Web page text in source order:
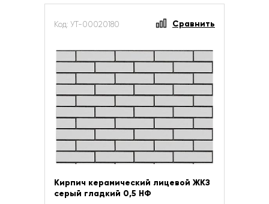
Код: УТ-00020180 Сравнить
Кирпич керамический лицевой ЖКЗ
серый гладкий 0,5 НФ